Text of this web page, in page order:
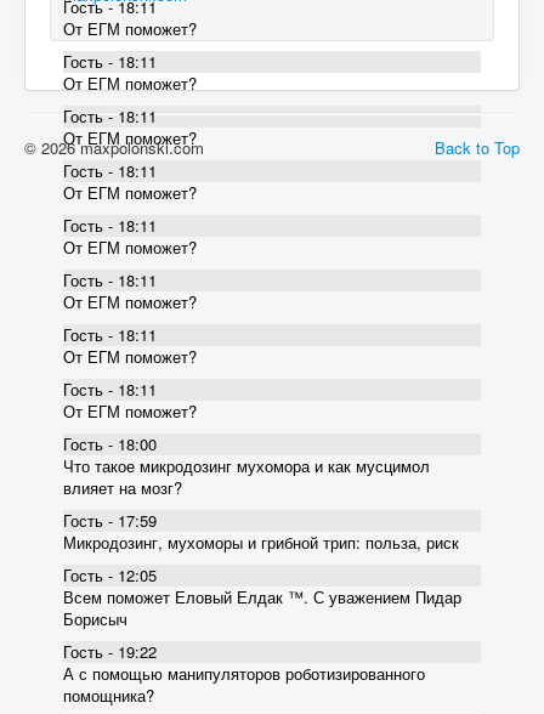
Гость - 18:11
От ЕГМ поможет?
Гость - 18:11
От ЕГМ поможет?
Гость - 18:11
От ЕГМ поможет?
Гость - 18:11
От ЕГМ поможет?
Гость - 18:11
От ЕГМ поможет?
Гость - 18:11
От ЕГМ поможет?
Гость - 18:11
От ЕГМ поможет?
Гость - 18:11
От ЕГМ поможет?
Гость - 18:00
Что такое микродозинг мухомора и как мусцимол
влияет на мозг?
Гость - 17:59
Микродозинг, мухоморы и грибной трип: польза, риск
Гость - 12:05
Всем поможет Еловый Елдак ™. С уважением Пидар
Борисыч
Гость - 19:22
А с помощью манипуляторов роботизированного
помощника?
Back to Top
© 2026 maxpolonski.com